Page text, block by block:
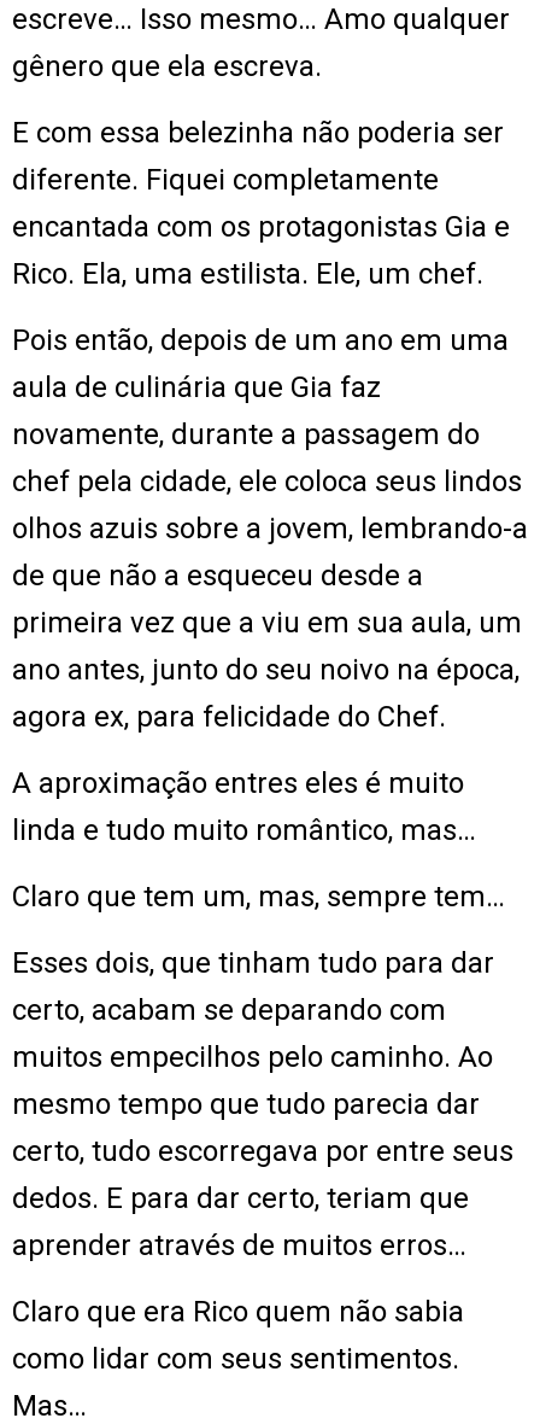
escreve… Isso mesmo… Amo qualquer
gênero que ela escreva.
E com essa belezinha não poderia ser
diferente. Fiquei completamente
encantada com os protagonistas Gia e
Rico. Ela, uma estilista. Ele, um chef.
Pois então, depois de um ano em uma
aula de culinária que Gia faz
novamente, durante a passagem do
chef pela cidade, ele coloca seus lindos
olhos azuis sobre a jovem, lembrando-a
de que não a esqueceu desde a
primeira vez que a viu em sua aula, um
ano antes, junto do seu noivo na época,
agora ex, para felicidade do Chef.
A aproximação entres eles é muito
linda e tudo muito romântico, mas…
Claro que tem um, mas, sempre tem…
Esses dois, que tinham tudo para dar
certo, acabam se deparando com
muitos empecilhos pelo caminho. Ao
mesmo tempo que tudo parecia dar
certo, tudo escorregava por entre seus
dedos. E para dar certo, teriam que
aprender através de muitos erros…
Claro que era Rico quem não sabia
como lidar com seus sentimentos.
Mas…